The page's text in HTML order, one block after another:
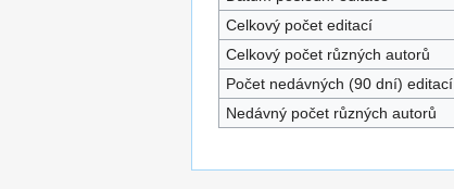
Celkový počet editací
Celkový počet různých autorů
Počet nedávných (90 dní) editací
Nedávný počet různých autorů